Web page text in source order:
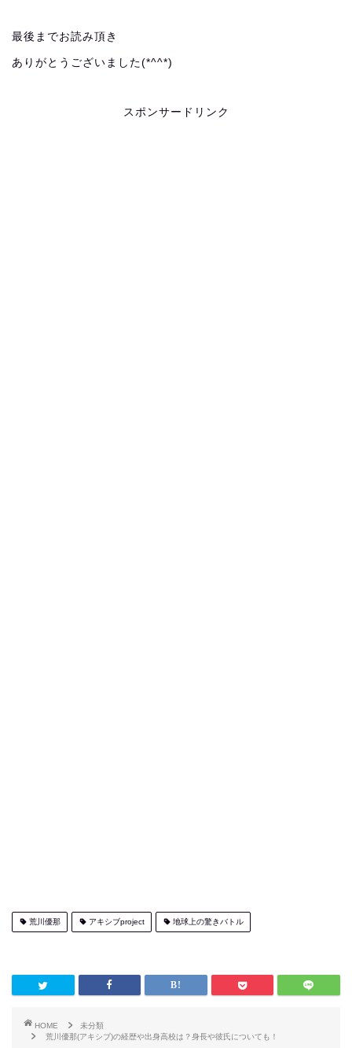
最後までお読み頂き
ありがとうございました(*^^*)
スポンサードリンク
荒川優那 アキシブproject 地球上の驚きバトル
HOME
未分類
荒川優那(アキシブ)の経歴や出身高校は？身長や彼氏についても！